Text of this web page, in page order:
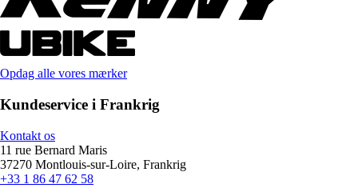
Opdag alle vores mærker
Kundeservice i Frankrig
Kontakt os
11 rue Bernard Maris
37270 Montlouis-sur-Loire, Frankrig
+33 1 86 47 62 58